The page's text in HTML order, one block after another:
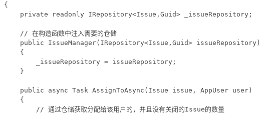
{
    private readonly IRepository<Issue,Guid> _issueRepository;
    // 在构造函数中注入需要的仓储
    public IssueManager(IRepository<Issue,Guid> issueRepository)
    {
        _issueRepository = issueRepository;
    }
    public async Task AssignToAsync(Issue issue, AppUser user)
    {
        // 通过仓储获取分配给该用户的，并且没有关闭的Issue的数量